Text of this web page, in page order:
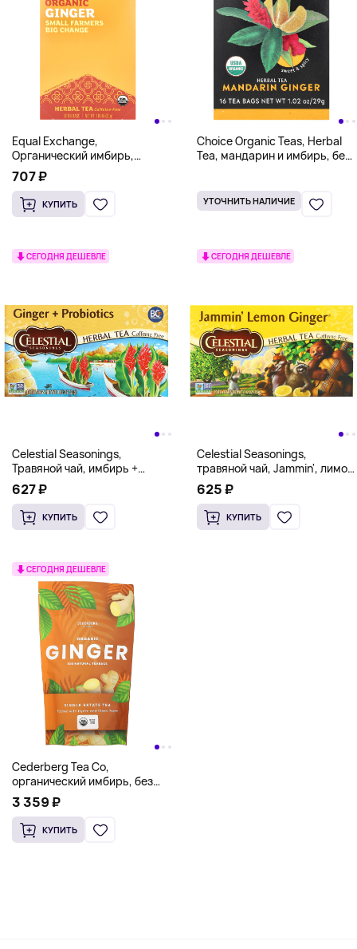
Equal Exchange,
Органический имбирь,
травяной чай, без кофеина,
20 чайных пакетиков, 30 г
(1,05 унции)
707 ₽
КУПИТЬ
Choice Organic Teas, Herbal
Tea, мандарин и имбирь, без
УТОЧНИТЬ НАЛИЧИЕ
СЕГОДНЯ ДЕШЕВЛЕ
Celestial Seasonings,
Травяной чай, имбирь +
пробиотики, без кофеина, 20
чайных пакетиков, 1,1 унции
(31 г)
627 ₽
КУПИТЬ
СЕГОДНЯ ДЕШЕВЛЕ
Celestial Seasonings,
травяной чай, Jammin', лимон
и имбирь, без кофеина, 20
чайных пакетиков, 45 г (1,6
унции)
625 ₽
КУПИТЬ
СЕГОДНЯ ДЕШЕВЛЕ
Cederberg Tea Co,
органический имбирь, без
кофеина, 100 натуральных
чайных пакетиков, 220 г (7,76
унции)
3 359 ₽
КУПИТЬ